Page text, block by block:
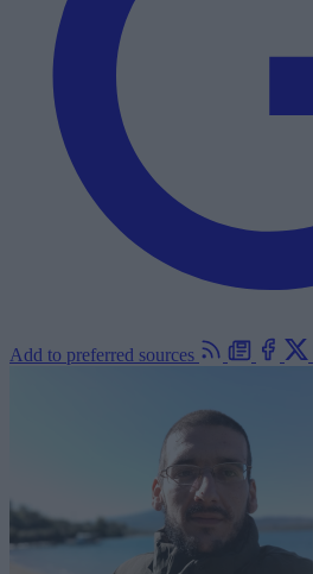
Add to preferred sources